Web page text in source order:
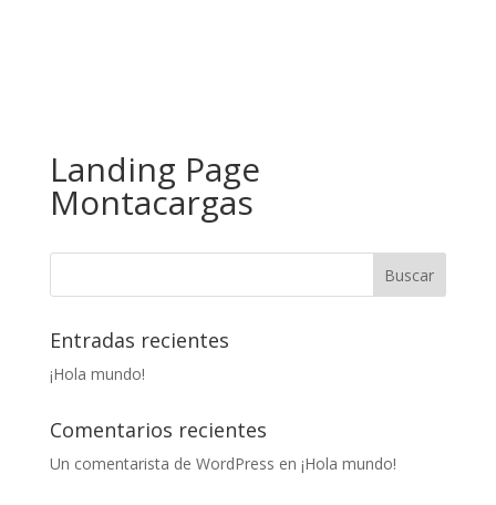
Landing Page
Montacargas
Entradas recientes
¡Hola mundo!
Comentarios recientes
Un comentarista de WordPress en ¡Hola mundo!